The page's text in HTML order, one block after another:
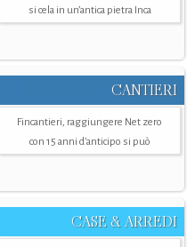
si cela in un’antica pietra Inca
CANTIERI
Fincantieri, raggiungere Net zero
con 15 anni d'anticipo si può
CASE & ARREDI